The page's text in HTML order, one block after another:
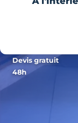
Devis gratuit
48h